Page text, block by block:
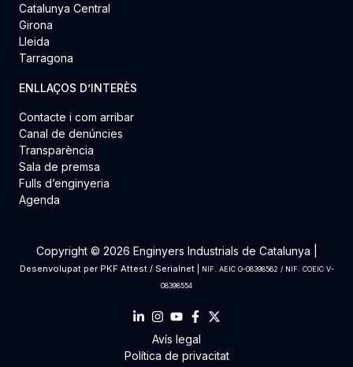
Catalunya Central
Girona
Lleida
Tarragona
ENLLAÇOS D’INTERÈS
Contacte i com arribar
Canal de denúncies
Transparència
Sala de premsa
Fulls d’enginyeria
Agenda
Copyright © 2026 Enginyers Industrials de Catalunya |
Desenvolupat per PKF Attest/ Serialnet|
NIF. AEIC G-08398562 / NIF. COEIC V-
08398554
Avís legal
Política de privacitat